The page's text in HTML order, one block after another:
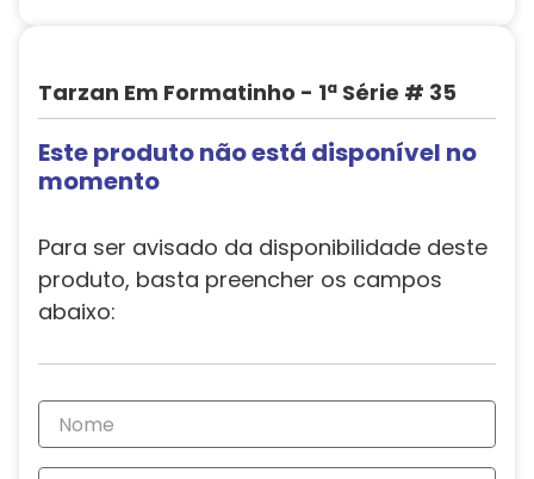
Tarzan Em Formatinho - 1ª Série # 35
Este produto não está disponível no
momento
Para ser avisado da disponibilidade deste
produto, basta preencher os campos
abaixo: